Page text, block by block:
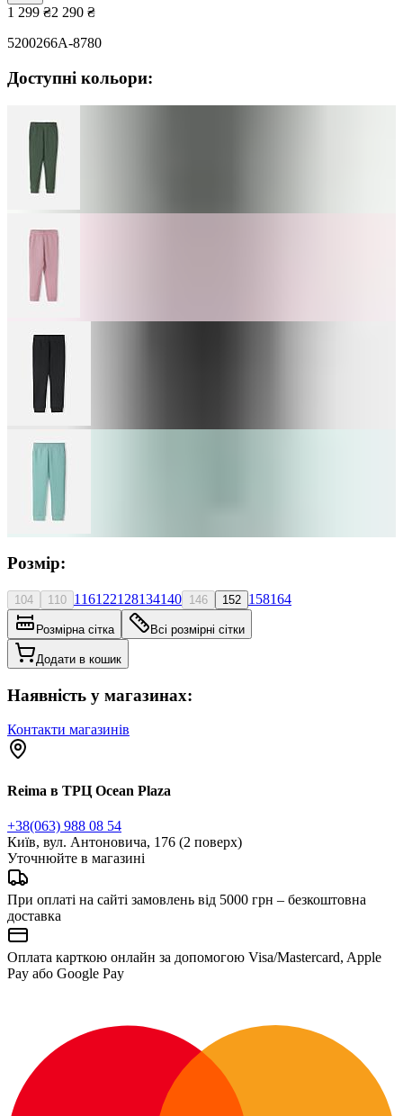
1 299 ₴2 290 ₴
5200266A-8780
Доступні кольори:
Розмір:
104 110 116122128134140 146 152 158164
Розмірна сітка Всі розмірні сітки
Додати в кошик
Наявність у магазинах:
Контакти магазинів
Reima в ТРЦ Ocean Plaza
+38(063) 988 08 54
Київ, вул. Антоновича, 176 (2 поверх)
Уточнюйте в магазині
При оплаті на сайті замовлень від 5000 грн – безкоштовна
доставка
Оплата карткою онлайн за допомогою Visa/Mastercard, Apple
Pay або Google Pay